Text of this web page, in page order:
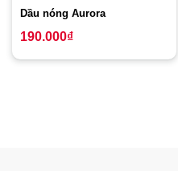
Dầu nóng Aurora
190.000₫